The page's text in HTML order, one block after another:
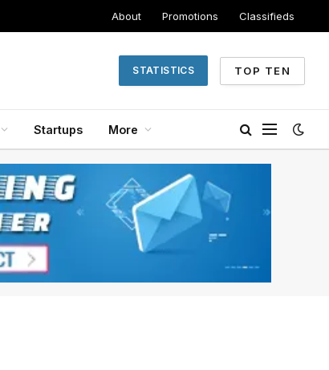
About Promotions Classifieds
STATISTICS TOP TEN
Startups More